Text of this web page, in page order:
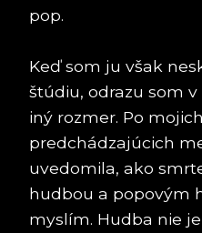
pop.
Keď som ju však
štúdiu, odrazu som
iný rozmer. Po
predchádzajúcich
uvedomila, ako
hudbou a popovým
myslím. Hudba nie